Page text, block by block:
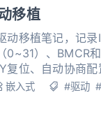
移植
动移植笔记，记
0~31）、BMCR
复位、自动协商配
嵌入式 #驱动